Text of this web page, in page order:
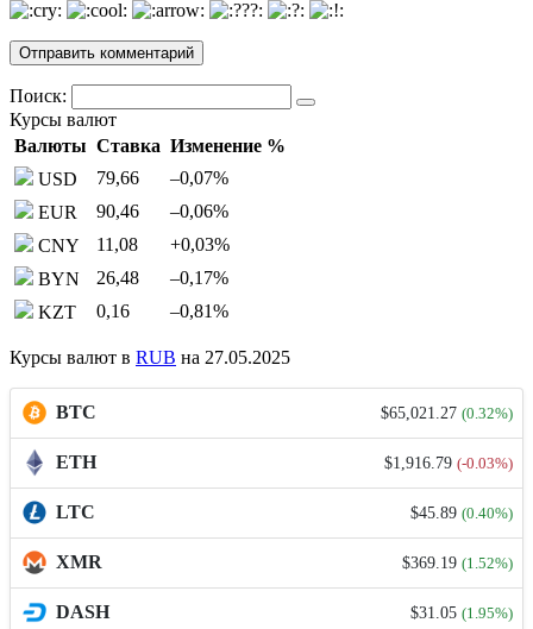
Поиск:
Курсы валют
Валюты Ставка Изменение %
USD
79,66 –0,07%
EUR
90,46 –0,06%
CNY
11,08 +0,03%
BYN
26,48 –0,17%
KZT
0,16 –0,81%
Курсы валют в RUB на 27.05.2025
BTC $65,021.27 (0.32%)
ETH $1,916.79 (-0.03%)
LTC $45.89 (0.40%)
XMR $369.19 (1.52%)
DASH $31.05 (1.95%)